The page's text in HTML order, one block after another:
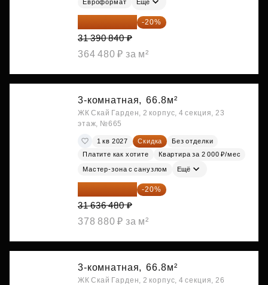
Евроформат Ещё
25 112 672 ₽ -20%
31 390 840 ₽
364 480 ₽ за м²
3-комнатная, 66.8м²
ЖК Скай Гарден, 2 корпус, 4 секция, 23
этаж, №665
1 кв 2027 Скидка
Без отделки
Платите как хотите
Квартира за 2 000 ₽/мес
Мастер-зона с санузлом Ещё
25 309 184 ₽ -20%
31 636 480 ₽
378 880 ₽ за м²
3-комнатная, 66.8м²
ЖК Скай Гарден, 2 корпус, 4 секция, 26